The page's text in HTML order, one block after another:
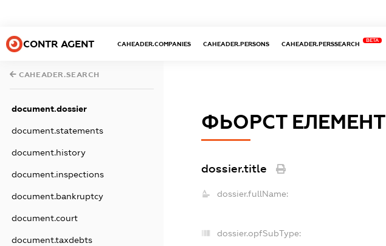
CONTR AGENT CAHEADER.COMPANIES CAHEADER.PERSONS CAHEADER.PERSSEARCH
BETA
CAHEADER.SEARCH
document.dossier
document.statements
document.history
document.inspections
document.bankruptcy
document.court
document.taxdebts
ФЬОРСТ ЕЛЕМЕНТ
dossier.title
dossier.fullName:
dossier.opfSubType: